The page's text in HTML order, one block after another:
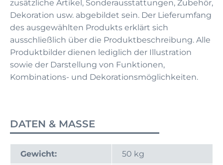
zusätzliche Artikel, Sonderausstattungen, Zubehör,
Dekoration usw. abgebildet sein. Der Lieferumfang
des ausgewählten Produkts erklärt sich
ausschließlich über die Produktbeschreibung. Alle
Produktbilder dienen lediglich der Illustration
sowie der Darstellung von Funktionen,
Kombinations- und Dekorationsmöglichkeiten.
DATEN & MASSE
Gewicht: 50 kg